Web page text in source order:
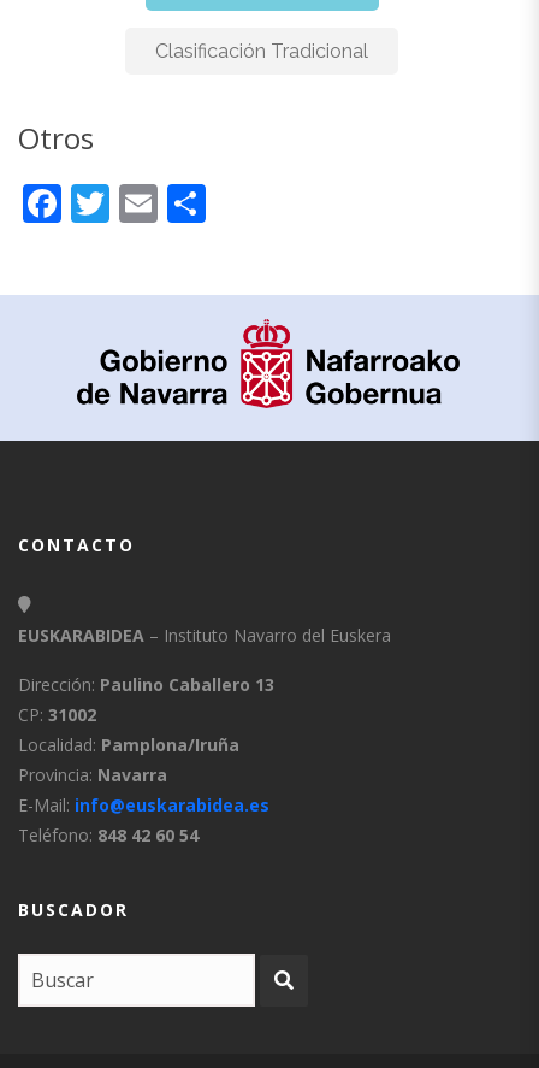
Clasificación Tradicional
Otros
Otros
Facebook
Twitter
Email
CONTACTO
EUSKARABIDEA – Instituto Navarro del Euskera
Dirección: Paulino Caballero 13
CP: 31002
Localidad: Pamplona/Iruña
Provincia: Navarra
E-Mail: info@euskarabidea.es
Teléfono: 848 42 60 54
BUSCADOR